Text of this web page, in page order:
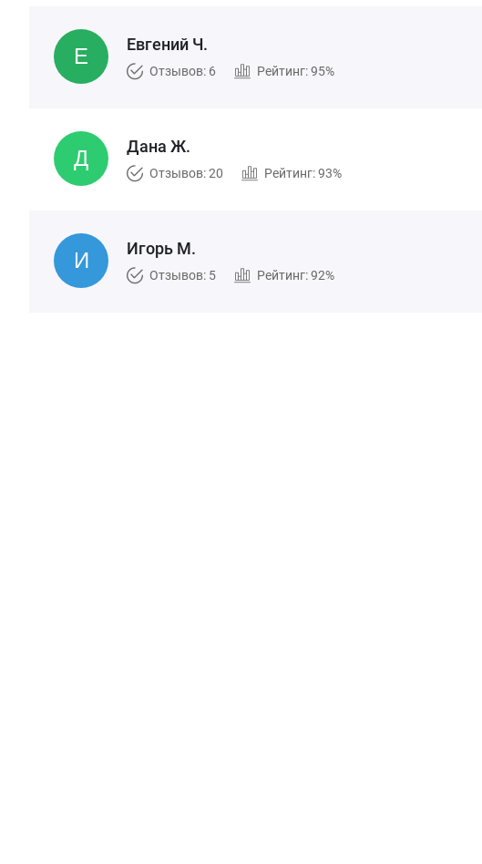
Евгений Ч.
Отзывов: 6 Рейтинг: 95%
Дана Ж.
Отзывов: 20 Рейтинг: 93%
Игорь М.
Отзывов: 5 Рейтинг: 92%